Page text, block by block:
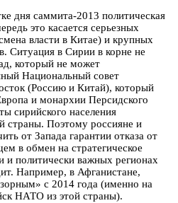
дня саммита-2013 политическая
это касается серьезных
власти в Китае) и крупных
Ситуация в Сирии в корне не
который не может
Национальный совет
(Россию и Китай), который
и монархии Персидского
сирийского населения
страны. Поэтому россияне и
от Запада гарантии отказа от
в обмен на стратегическое
и политически важных регионах
Например, в Афганистане,
с 2014 года (именно на
НАТО из этой страны).